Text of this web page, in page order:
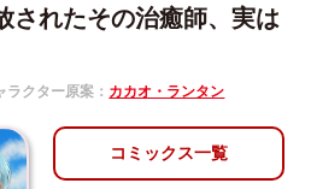
されたその治癒師、実は
ラクター原案： カカオ・ランタン
コミックス一覧